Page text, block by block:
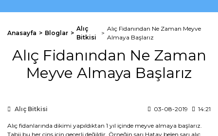
Anasayfa Bloglar
Alıç
Bitkisi
Alıç Fidanından Ne Zaman Meyve
Almaya Başlarız
Alıç Fidanından Ne Zaman
Meyve Almaya Başlarız
Alıç Bitkisi 03-08-2019 14:21
Alıç fidanlarında dikimi yapıldıktan 1 yıl içinde meyve almaya başlarız.
Tabii bu her cins için geçerli değildir. Örneğin sarı Hatay belen sarı alıç